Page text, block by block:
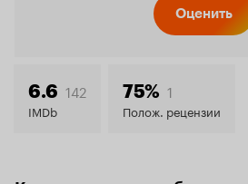
7.0
Оценить
6.6 142
IMDb
75% 1
Полож. рецензии